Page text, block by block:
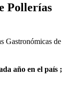
Pollerías
Gastronómicas de
año en el país ;